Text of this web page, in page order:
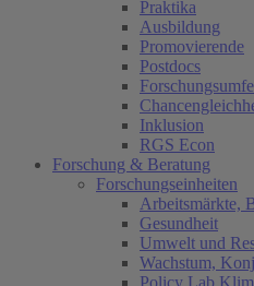
Praktika
Ausbildung
Promovierende
Postdocs
Inklusion
RGS Econ
Forschung & Beratung
Forschungseinheiten
Arbeitsmärkte,
Gesundheit
Umwelt und
Wachstum,
Policy Lab